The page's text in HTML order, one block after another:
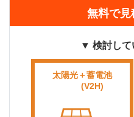
無料で見
▼ 検討し
太陽光＋蓄電池
(V2H)